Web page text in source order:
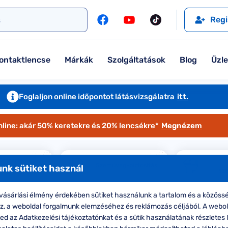
Márkák Szolgáltatások Blog
Jimmy Choo
További márkáink megtekintése
Seen Belépőár ajánlat
Szemüveglencsék
Kontaktlencse
Foglaljon online időpontot látásvizsgálatra itt.
akár 50% keretekre és 20% lencsékre* Megnézem
előfizetés
keretes Ralph szemüvegek
sütiket használ
élmény érdekében sütiket használunk a tartalom és a
a weboldal forgalmunk elemzéséhez és reklámozás céljából. A
az Adatkezelési tájékoztatónkat és a sütik használatának részletes